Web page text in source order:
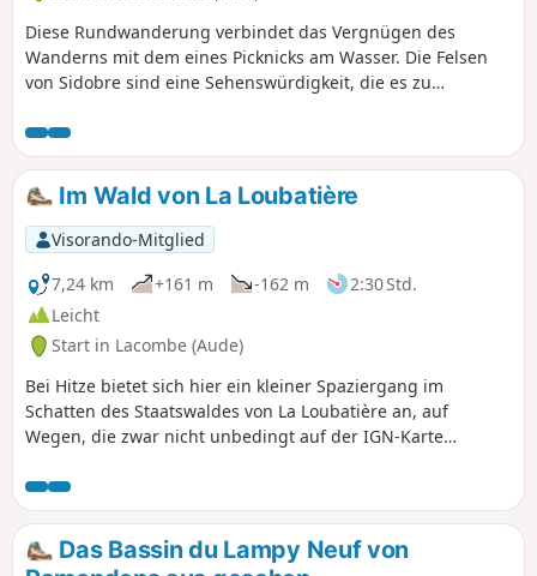
Diese Rundwanderung verbindet das Vergnügen des
Wanderns mit dem eines Picknicks am Wasser. Die Felsen
von Sidobre sind eine Sehenswürdigkeit, die es zu
und des Zaubers, in der man sich in der Sommerhitze
wunderbar entspannen kann. Eine wunderschöne
Naturlandschaft mit Felsen, die aus dem Wasser ragen und
Ihnen Flügel verleihen, um dort spazieren zu gehen.
Im Wald von La Loubatière
Visorando-Mitglied
7,24 km
+161 m -162 m
2:30 Std.
Leicht
Start in Lacombe (Aude)
Bei Hitze bietet sich hier ein kleiner Spaziergang im
Schatten des Staatswaldes von La Loubatière an, auf
Wegen, die zwar nicht unbedingt auf der IGN-Karte
und nur geringe Höhenunterschiede aufweisen. Die Strecke
verläuft teilweise gemeinsam mit einem Abschnitt des PR°
°®°° von Lacombe
Das Bassin du Lampy Neuf von